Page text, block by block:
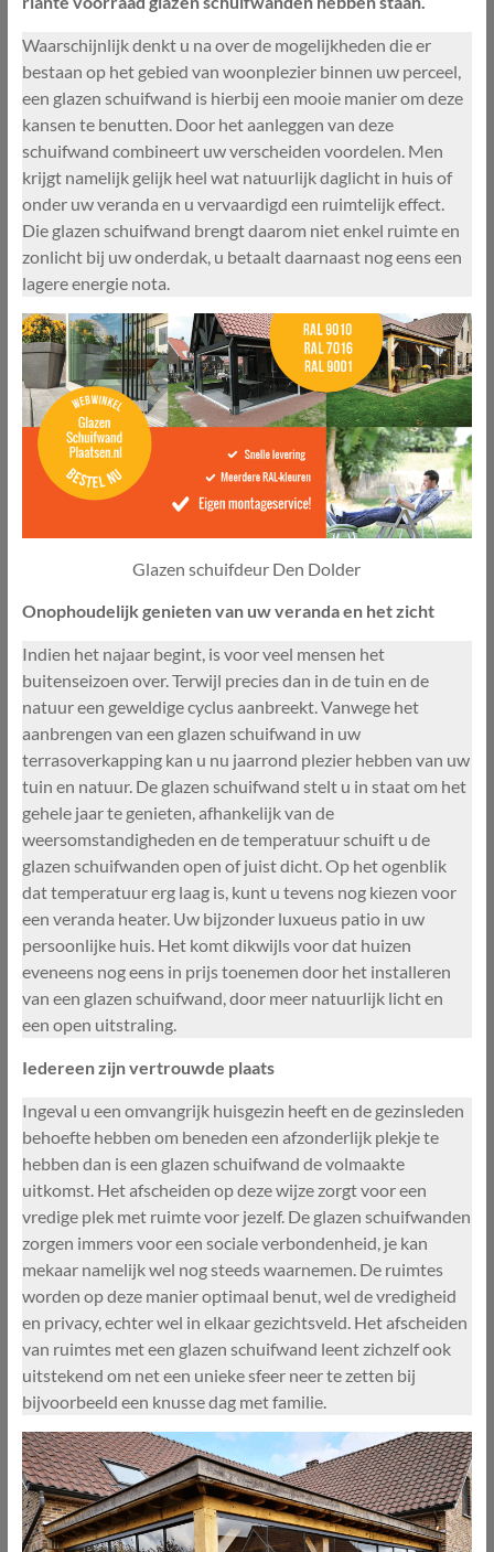
Waarschijnlijk denkt u na over de mogelijkheden die er
bestaan op het gebied van woonplezier binnen uw perceel,
een glazen schuifwand is hierbij een mooie manier om deze
kansen te benutten. Door het aanleggen van deze
schuifwand combineert uw verscheiden voordelen. Men
krijgt namelijk gelijk heel wat natuurlijk daglicht in huis of
onder uw veranda en u vervaardigd een ruimtelijk effect.
Die glazen schuifwand brengt daarom niet enkel ruimte en
zonlicht bij uw onderdak, u betaalt daarnaast nog eens een
lagere energie nota.
Glazen schuifdeur Den Dolder
Onophoudelijk genieten van uw veranda en het zicht
Indien het najaar begint, is voor veel mensen het
buitenseizoen over. Terwijl precies dan in de tuin en de
natuur een geweldige cyclus aanbreekt. Vanwege het
aanbrengen van een glazen schuifwand in uw
terrasoverkapping kan u nu jaarrond plezier hebben van uw
tuin en natuur. De glazen schuifwand stelt u in staat om het
gehele jaar te genieten, afhankelijk van de
weersomstandigheden en de temperatuur schuift u de
glazen schuifwanden open of juist dicht. Op het ogenblik
dat temperatuur erg laag is, kunt u tevens nog kiezen voor
een veranda heater. Uw bijzonder luxueus patio in uw
persoonlijke huis. Het komt dikwijls voor dat huizen
eveneens nog eens in prijs toenemen door het installeren
van een glazen schuifwand, door meer natuurlijk licht en
een open uitstraling.
Iedereen zijn vertrouwde plaats
Ingeval u een omvangrijk huisgezin heeft en de gezinsleden
behoefte hebben om beneden een afzonderlijk plekje te
hebben dan is een glazen schuifwand de volmaakte
uitkomst. Het afscheiden op deze wijze zorgt voor een
vredige plek met ruimte voor jezelf. De glazen schuifwanden
zorgen immers voor een sociale verbondenheid, je kan
mekaar namelijk wel nog steeds waarnemen. De ruimtes
worden op deze manier optimaal benut, wel de vredigheid
en privacy, echter wel in elkaar gezichtsveld. Het afscheiden
van ruimtes met een glazen schuifwand leent zichzelf ook
uitstekend om net een unieke sfeer neer te zetten bij
bijvoorbeeld een knusse dag met familie.